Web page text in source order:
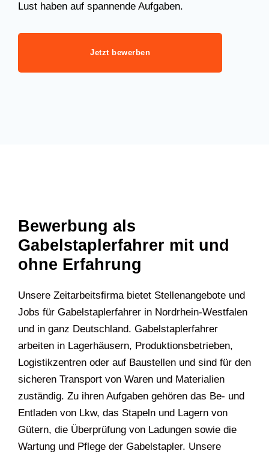
Lust haben auf spannende Aufgaben.
Jetzt bewerben
Bewerbung als
Gabelstaplerfahrer mit und
ohne Erfahrung
Unsere Zeitarbeitsfirma bietet Stellenangebote und
Jobs für Gabelstaplerfahrer in Nordrhein-Westfalen
und in ganz Deutschland. Gabelstaplerfahrer
arbeiten in Lagerhäusern, Produktionsbetrieben,
Logistikzentren oder auf Baustellen und sind für den
sicheren Transport von Waren und Materialien
zuständig. Zu ihren Aufgaben gehören das Be- und
Entladen von Lkw, das Stapeln und Lagern von
Gütern, die Überprüfung von Ladungen sowie die
Wartung und Pflege der Gabelstapler. Unsere